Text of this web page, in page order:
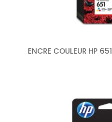
ENCRE COULEUR HP 651